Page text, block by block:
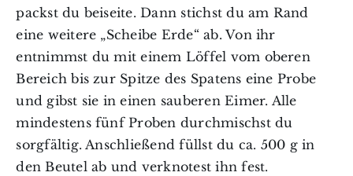
packst du beiseite. Dann stichst du am Rand
eine weitere „Scheibe Erde“ ab. Von ihr
entnimmst du mit einem Löffel vom oberen
Bereich bis zur Spitze des Spatens eine Probe
und gibst sie in einen sauberen Eimer. Alle
mindestens fünf Proben durchmischst du
sorgfältig. Anschließend füllst du ca. 500 g in
den Beutel ab und verknotest ihn fest.